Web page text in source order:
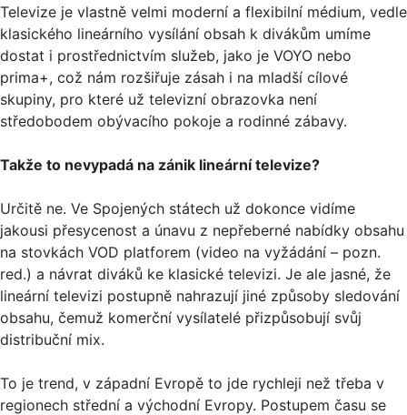
Televize je vlastně velmi moderní a flexibilní médium, vedle
klasického lineárního vysílání obsah k divákům umíme
dostat i prostřednictvím služeb, jako je VOYO nebo
prima+, což nám rozšiřuje zásah i na mladší cílové
skupiny, pro které už televizní obrazovka není
středobodem obývacího pokoje a rodinné zábavy.
Takže to nevypadá na zánik lineární televize?
Určitě ne. Ve Spojených státech už dokonce vidíme
jakousi přesycenost a únavu z nepřeberné nabídky obsahu
na stovkách VOD platforem (video na vyžádání – pozn.
red.) a návrat diváků ke klasické televizi. Je ale jasné, že
lineární televizi postupně nahrazují jiné způsoby sledování
obsahu, čemuž komerční vysílatelé přizpůsobují svůj
distribuční mix.
To je trend, v západní Evropě to jde rychleji než třeba v
regionech střední a východní Evropy. Postupem času se